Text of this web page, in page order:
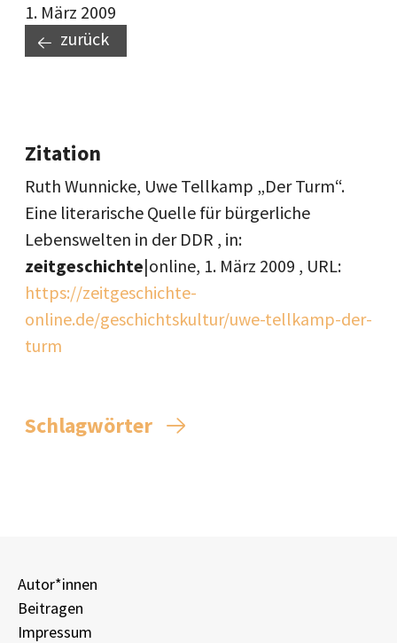
1. März 2009
zurück
Zitation
Ruth Wunnicke, Uwe Tellkamp „Der Turm“.
Eine literarische Quelle für bürgerliche
Lebenswelten in der DDR , in:
zeitgeschichte|online, 1. März 2009 , URL:
https://zeitgeschichte-
online.de/geschichtskultur/uwe-tellkamp-der-
turm
Schlagwörter
Autor*innen
Beitragen
Impressum